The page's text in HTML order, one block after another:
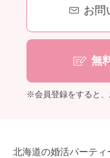
お問
無
※会員登録をすると
北海道の婚活パーティ